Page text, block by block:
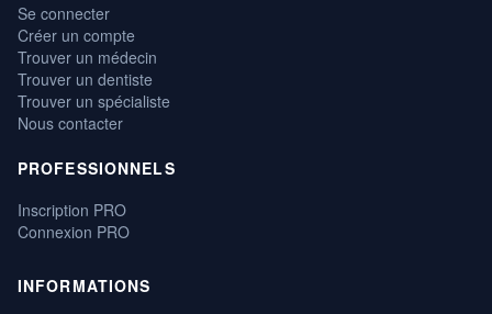
Se connecter
Créer un compte
Trouver un médecin
Trouver un dentiste
Trouver un spécialiste
Nous contacter
PROFESSIONNELS
Inscription PRO
Connexion PRO
INFORMATIONS